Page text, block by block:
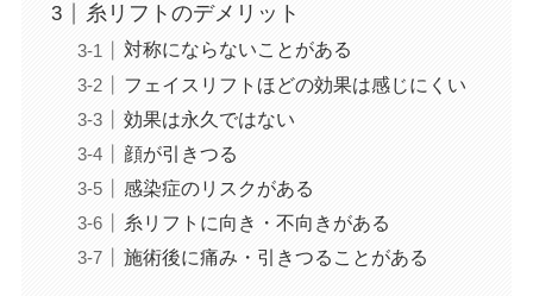
糸リフトのデメリット
対称にならないことがある
フェイスリフトほどの効果は感じにくい
効果は永久ではない
顔が引きつる
感染症のリスクがある
糸リフトに向き・不向きがある
施術後に痛み・引きつることがある